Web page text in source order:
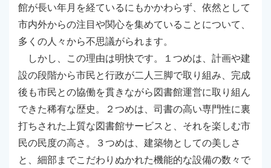
館が長い年月を経ているにもかかわらず、依然として
市内外からの注目や関心を集めていることについて、
多くの人々から不思議がられます。
しかし、この理由は明快です。１つめは、計画や建
設の段階から市民と行政が二人三脚で取り組み、完成
後も市民との協働を貫きながら図書館運営に取り組ん
できた稀有な歴史。２つめは、司書の高い専門性に裏
打ちされた上質な図書館サービスと、それを楽しむ市
民の民度の高さ。３つめは、建築物としての美しさ
と、細部までこだわりぬかれた機能的な設備の数々で